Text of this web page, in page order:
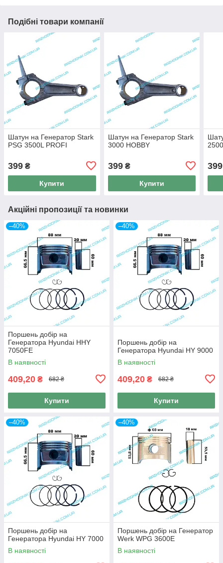
Подібні товари компанії
Шатун на Генератор Stark
PSG 3500L PROFI
399 ₴
Купити
Шатун на Генератор Stark
3000 HOBBY
399₴
Купити
399
Акційні пропозиції та новинки
–40%
Поршень добір на
Генератора Hyundai HHY
7050FE
В наявності
409,20 ₴ 682 ₴
Купити
–40%
Поршень добір на
Генератора Hyundai HY 9000
В наявності
409,20 ₴ 682 ₴
Купити
–40%
Поршень добір на
Генератора Hyundai HY 7000
В наявності
–40%
Поршень добір на Генератор
Werk WPG 3600E
В наявності